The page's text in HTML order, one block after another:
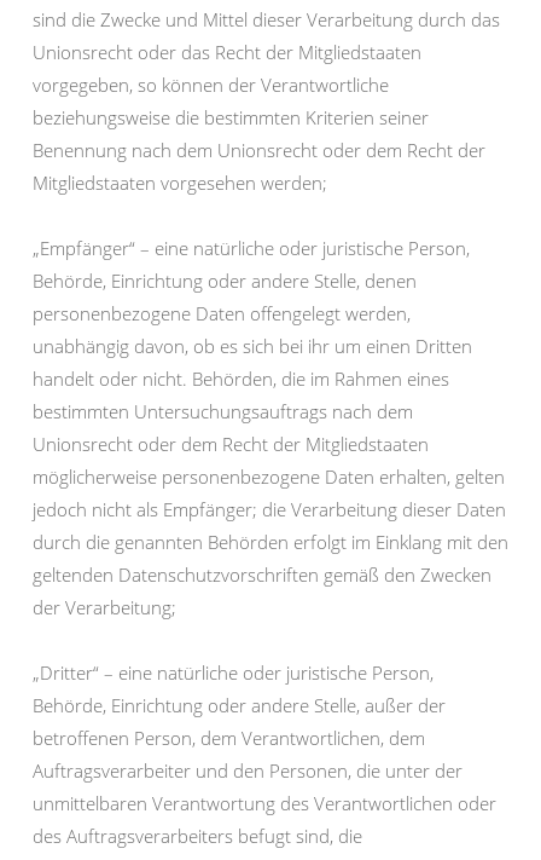
sind die Zwecke und Mittel dieser Verarbeitung durch das
Unionsrecht oder das Recht der Mitgliedstaaten
vorgegeben, so können der Verantwortliche
beziehungsweise die bestimmten Kriterien seiner
Benennung nach dem Unionsrecht oder dem Recht der
Mitgliedstaaten vorgesehen werden;
„Empfänger“ – eine natürliche oder juristische Person,
Behörde, Einrichtung oder andere Stelle, denen
personenbezogene Daten offengelegt werden,
unabhängig davon, ob es sich bei ihr um einen Dritten
handelt oder nicht. Behörden, die im Rahmen eines
bestimmten Untersuchungsauftrags nach dem
Unionsrecht oder dem Recht der Mitgliedstaaten
möglicherweise personenbezogene Daten erhalten, gelten
jedoch nicht als Empfänger; die Verarbeitung dieser Daten
durch die genannten Behörden erfolgt im Einklang mit den
geltenden Datenschutzvorschriften gemäß den Zwecken
der Verarbeitung;
„Dritter“ – eine natürliche oder juristische Person,
Behörde, Einrichtung oder andere Stelle, außer der
betroffenen Person, dem Verantwortlichen, dem
Auftragsverarbeiter und den Personen, die unter der
unmittelbaren Verantwortung des Verantwortlichen oder
des Auftragsverarbeiters befugt sind, die